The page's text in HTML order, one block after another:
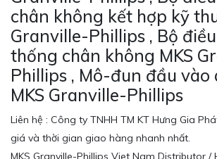
chân không kết hợp kỹ
Granville-Phillips , Bộ
thống chân không MKS
Phillips , Mô-đun đầu vào
MKS Granville-Phillips
Liên hệ : Công ty TNHH TM KT Hưng Gia
giá và thời gian giao hàng nhanh nhất.